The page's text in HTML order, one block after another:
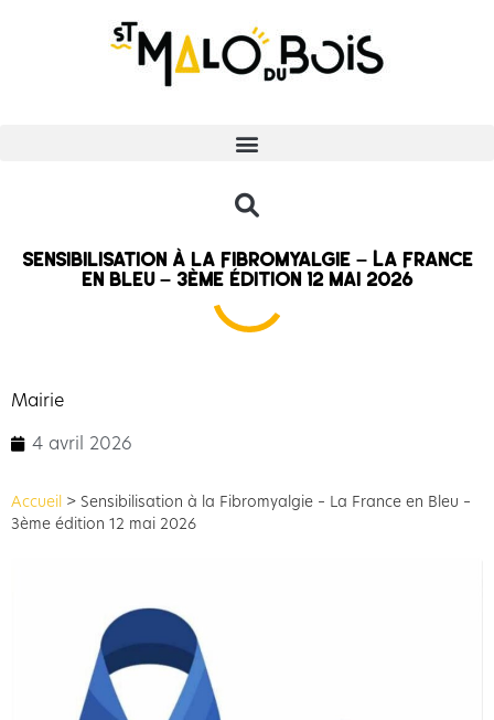
Sensibilisation à la Fibromyalgie – La France
en Bleu – 3ème édition 12 mai 2026
Mairie
4 avril 2026
Accueil > Sensibilisation à la Fibromyalgie – La France en Bleu –
3ème édition 12 mai 2026